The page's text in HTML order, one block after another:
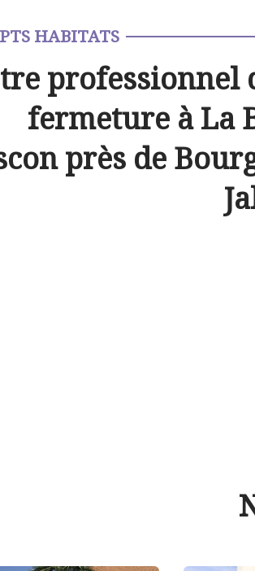
HABITATS
professionnel
fermeture à La
près de